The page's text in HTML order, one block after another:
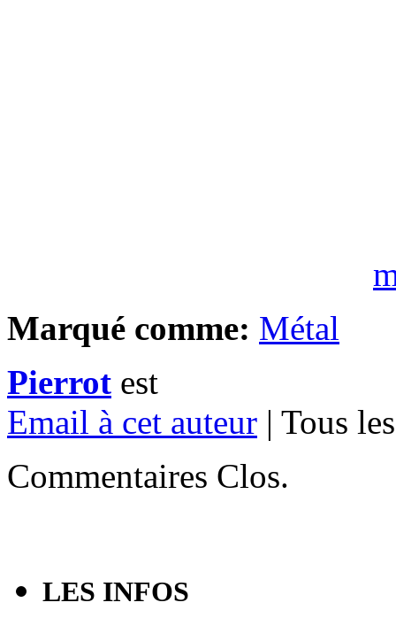
Marqué comme: Métal
Pierrot est
Email à cet auteur | Tous
Commentaires Clos.
LES INFOS